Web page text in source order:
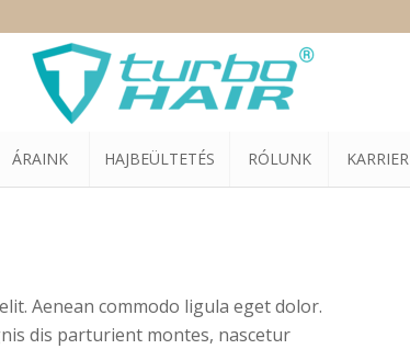
ÁRAINK HAJBEÜLTETÉS RÓLUNK KARRIER
Aenean commodo ligula eget dolor.
dis parturient montes, nascetur